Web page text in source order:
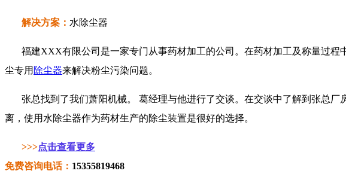
解决方案： 水除尘器
福建XXX有限公司是一家专门从事药材加工的公司。在药材加工及称量过
尘专用 除尘器来解决粉尘污染问题。
张总找到了我们萧阳机械。 葛经理与他进行了交谈。在交谈中了解到张总厂
离，使用水除尘器作为药材生产的除尘装置是很好的选择。
>>>点击查看更多
免费咨询电话： 15355819468